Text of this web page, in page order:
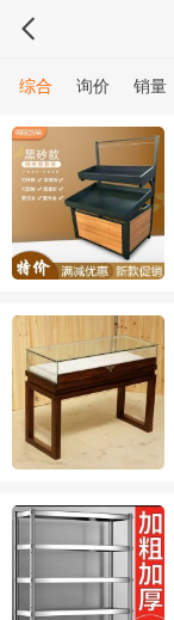
综合 询价 销量